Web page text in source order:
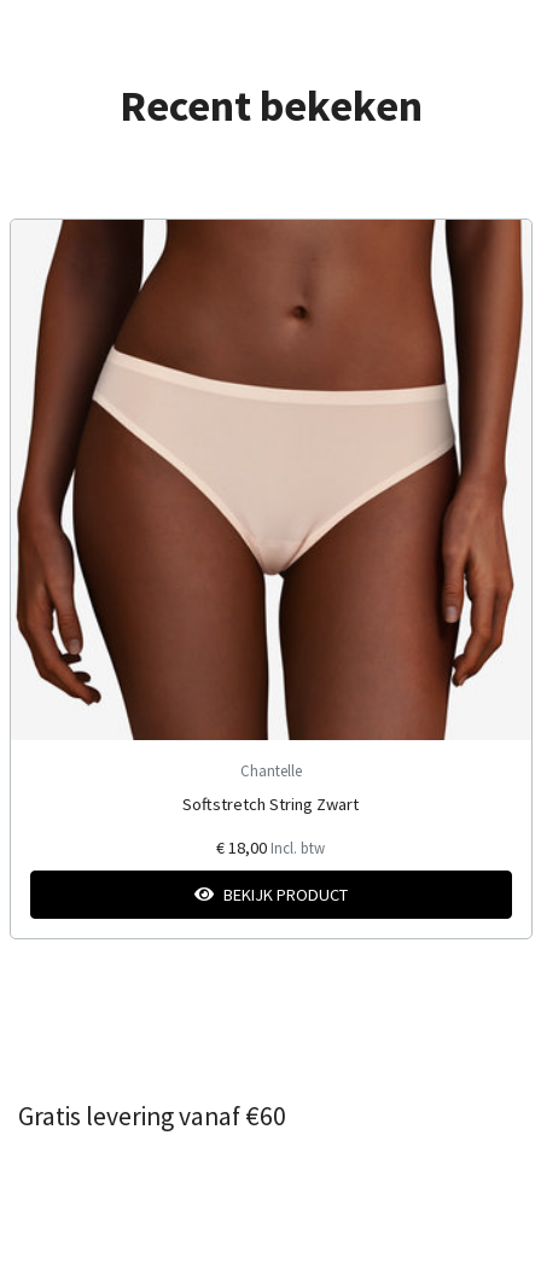
Recent bekeken
Chantelle
Softstretch String Zwart
€ 18,00 Incl. btw
BEKIJK PRODUCT
Gratis levering vanaf €60